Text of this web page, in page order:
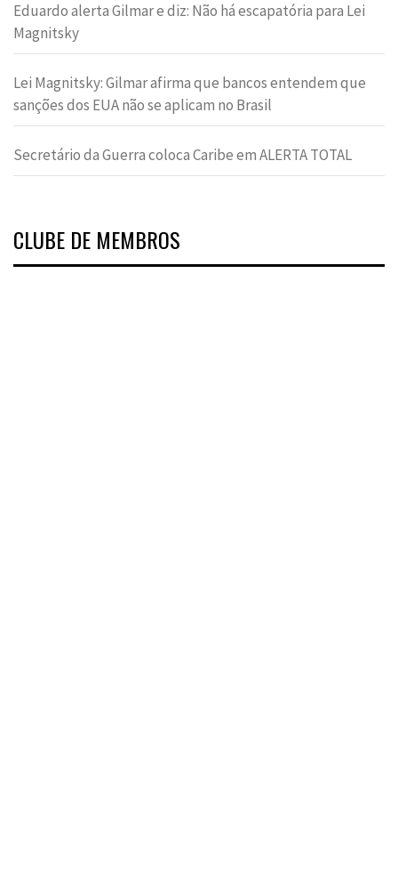
Eduardo alerta Gilmar e diz: Não há escapatória para Lei
Magnitsky
Lei Magnitsky: Gilmar afirma que bancos entendem que
sanções dos EUA não se aplicam no Brasil
Secretário da Guerra coloca Caribe em ALERTA TOTAL
CLUBE DE MEMBROS